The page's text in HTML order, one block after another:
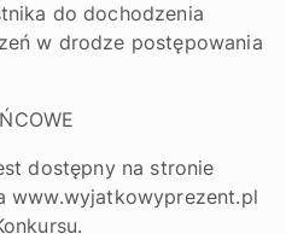
do dochodzenia
w drodze postępowania
dostępny na stronie
www.wyjatkowyprezent.pl